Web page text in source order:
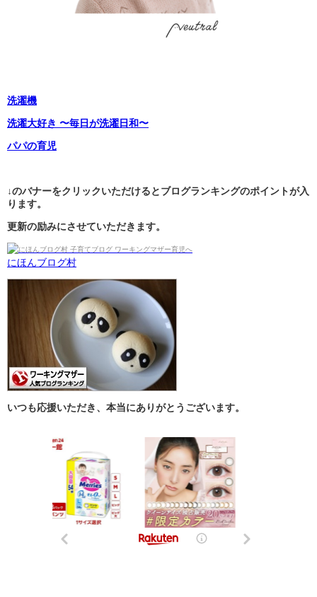
洗濯機
洗濯大好き 〜毎日が洗濯日和〜
パパの育児
↓のバナーをクリックいただけるとブログランキングのポイントが入
ります。
更新の励みにさせていただきます。
にほんブログ村
いつも応援いただき、本当にありがとうございます。